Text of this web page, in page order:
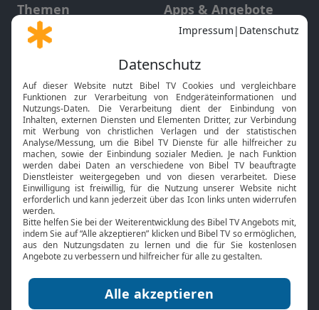
Themen
Gott und Bibel erklärt
Neuigkeiten
Apps & Angebote
Mobile App
Smart TV
HbbTV
Bibelthek Online-Bibel
Nächster Gottesdienst
Bibel TV
Über uns
Jobs
Mediadaten
Service
Kontakt
TV-Empfang